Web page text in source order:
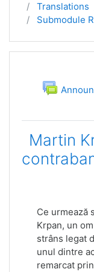
Translations
Submodule
Téma
Általános
Martin
Ce urmează
Krpan, un
strâns legat
unul dintre
remarcat